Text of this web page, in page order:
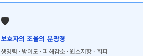
🛡️
보호자의 조율의 분광경
생명력 · 방어도 · 피해감소 · 원소저항 · 회피